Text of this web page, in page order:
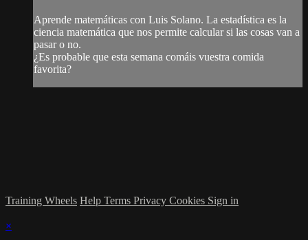
Aprende matemáticas con Luis Solano. La estadística es la
ciencia matemática que nos permite calcular si las cosas van a
pasar o no.
¿Es probable que esta semana comáis vuestra comida
favorita?
Training Wheels Help Terms Privacy Cookies Sign in
×